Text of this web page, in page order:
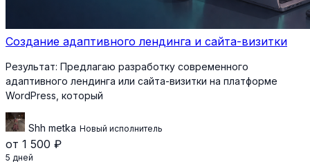
Создание адаптивного лендинга и сайта-визитки
Результат: Предлагаю разработку современного
адаптивного лендинга или сайта-визитки на платформе
WordPress, который
Shh metka Новый исполнитель
от 1 500 ₽
5 дней